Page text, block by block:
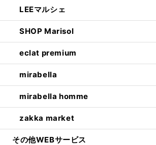
LEEマルシェ
SHOP Marisol
eclat premium
mirabella
mirabella homme
zakka market
その他WEBサービス